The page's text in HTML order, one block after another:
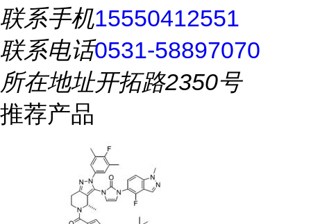
联系手机15550412551
联系电话0531-58897070
所在地址开拓路2350号
推荐产品